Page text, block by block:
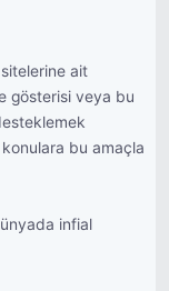
ait
gösterisi veya bu
bu amaçla
infial